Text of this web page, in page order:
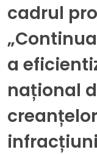
cadrul
a
național